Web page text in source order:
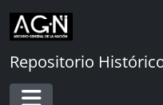
Skip to main content
Repositorio